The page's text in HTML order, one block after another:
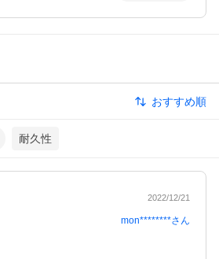
おすすめ順
耐久性
2022/12/21
mon********さん